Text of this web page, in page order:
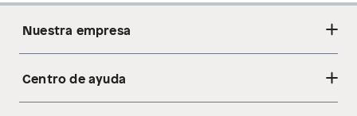
Nuestra empresa
Acerca de nosotros
Centro de ayuda